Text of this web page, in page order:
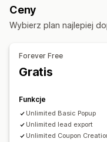
Zarządzanie
Ceny
Wybierz plan najlepiej
Forever Free
Gratis
Funkcje
Unlimited Basic Popup
Unlimited lead export
Unlimited Coupon